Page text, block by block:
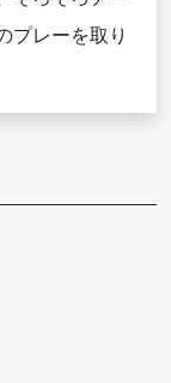
プレーを取り